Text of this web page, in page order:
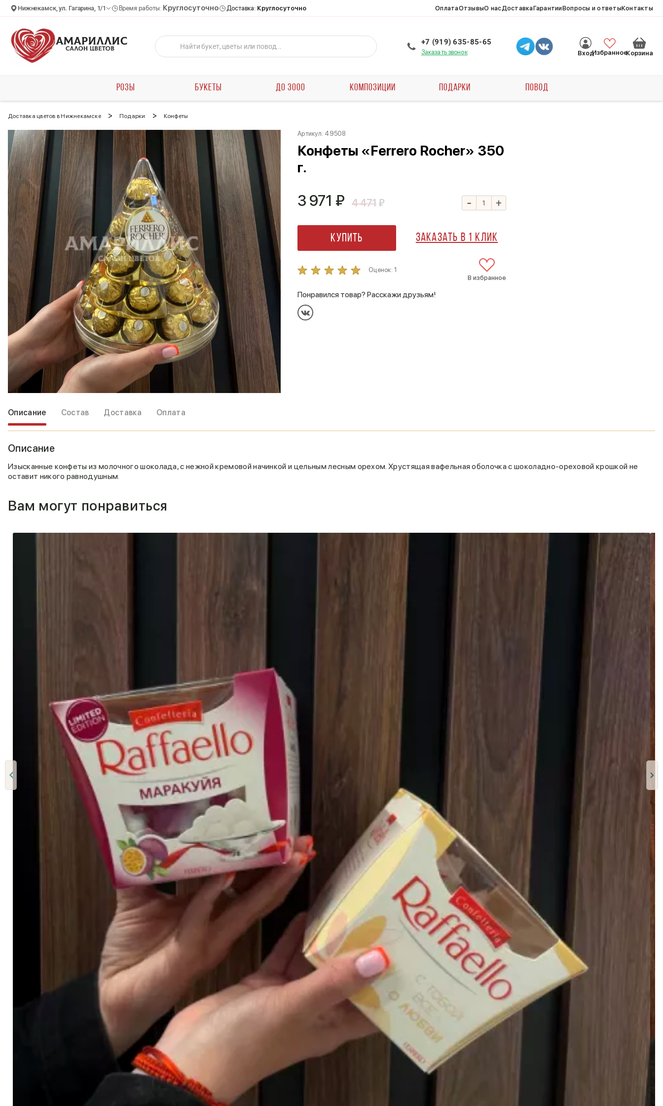
Нижнекамск, ул. Гагарина, 1/1 Время работы: Круглосуточно Доставка: Круглосуточно ОплатаОтзывыО насДоставкаГарантииВопросы и ответыКонтакты
+7 (919) 635-85-65
Заказать звонок ВходИзбранноеКорзина
РОЗЫ БУКЕТЫ ДО 3000 КОМПОЗИЦИИ ПОДАРКИ ПОВОД
Доставка цветов в Нижнекамске > Подарки > Конфеты
Артикул: 49508
Конфеты «Ferrero Rocher» 350
г.
3 971 ₽ 4 471 ₽ - +
Заказать в 1 клик
Купить
Оценок:1
В избранное
Понравился товар? Расскажи друзьям!
Описание Состав Доставка Оплата
Описание
Изысканные конфеты из молочного шоколада, с нежной кремовой начинкой и цельным лесным орехом. Хрустящая вафельная оболочка с шоколадно-ореховой крошкой не
оставит никого равнодушным.
Вам могут понравиться